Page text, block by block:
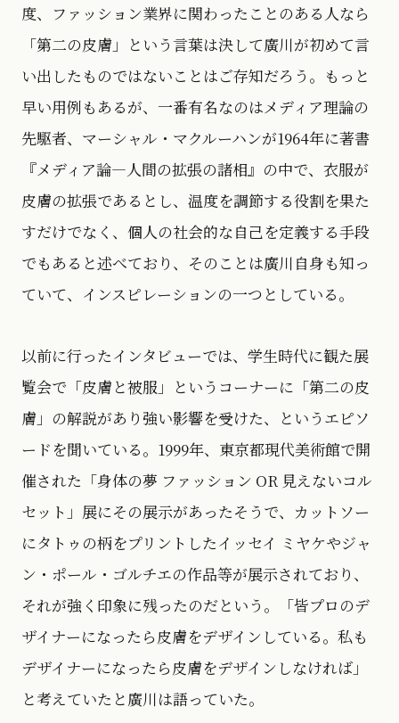
度、ファッション業界に関わったことのある人なら
「第二の皮膚」という言葉は決して廣川が初めて言
い出したものではないことはご存知だろう。もっと
早い用例もあるが、一番有名なのはメディア理論の
先駆者、マーシャル・マクルーハンが1964年に著書
『メディア論―人間の拡張の諸相』の中で、衣服が
皮膚の拡張であるとし、温度を調節する役割を果た
すだけでなく、個人の社会的な自己を定義する手段
でもあると述べており、そのことは廣川自身も知っ
ていて、インスピレーションの一つとしている。
以前に行ったインタビューでは、学生時代に観た展
覧会で「皮膚と被服」というコーナーに「第二の皮
膚」の解説があり強い影響を受けた、というエピソ
ードを聞いている。1999年、東京都現代美術館で開
催された「身体の夢 ファッション OR 見えないコル
セット」展にその展示があったそうで、カットソー
にタトゥの柄をプリントしたイッセイ ミヤケやジャ
ン・ポール・ゴルチエの作品等が展示されており、
それが強く印象に残ったのだという。「皆プロのデ
ザイナーになったら皮膚をデザインしている。私も
デザイナーになったら皮膚をデザインしなければ」
と考えていたと廣川は語っていた。